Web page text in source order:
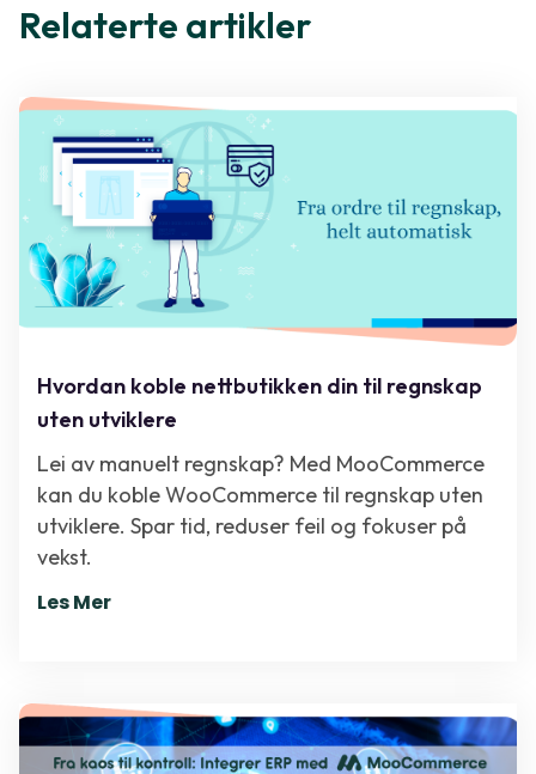
Relaterte artikler
Hvordan koble nettbutikken din til regnskap
uten utviklere
Lei av manuelt regnskap? Med MooCommerce
kan du koble WooCommerce til regnskap uten
utviklere. Spar tid, reduser feil og fokuser på
vekst.
Les Mer